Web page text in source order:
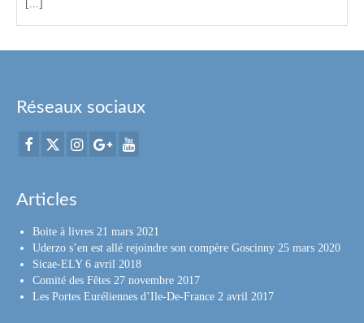
[...]
Réseaux sociaux
Articles
Boite à livres 21 mars 2021
Uderzo s’en est allé rejoindre son compère Goscinny 25 mars 2020
Sicae-ELY 6 avril 2018
Comité des Fêtes 27 novembre 2017
Les Portes Euréliennes d’Ile-De-France 2 avril 2017